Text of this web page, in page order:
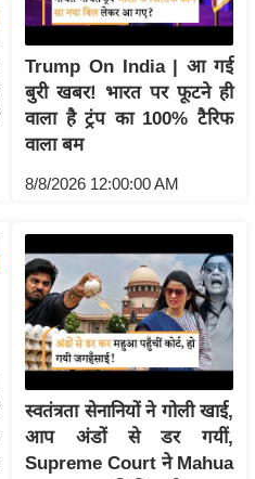
Trump On India | आ गई
बुरी खबर! भारत पर फूटने ही
वाला है ट्रंप का 100% टैरिफ
वाला बम
8/8/2026 12:00:00 AM
स्वतंत्रता सेनानियों ने गोली खाई,
आप अंडों से डर गयीं,
Supreme Court ने Mahua